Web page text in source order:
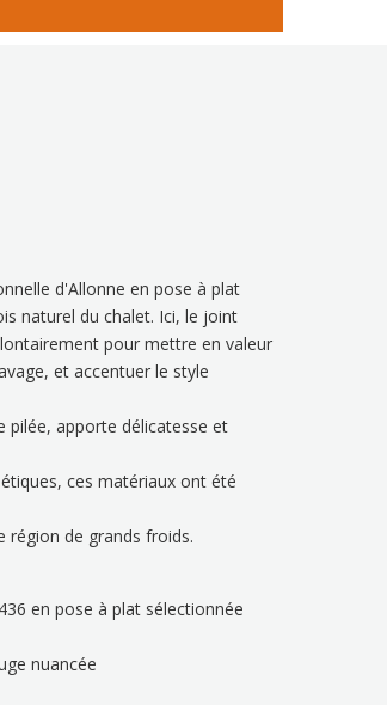
d'Allonne en pose à plat
naturel du chalet. Ici, le joint
pour mettre en valeur
et accentuer le style
pilée, apporte délicatesse et
ces matériaux ont été
région de grands froids.
en pose à plat sélectionnée
nuancée